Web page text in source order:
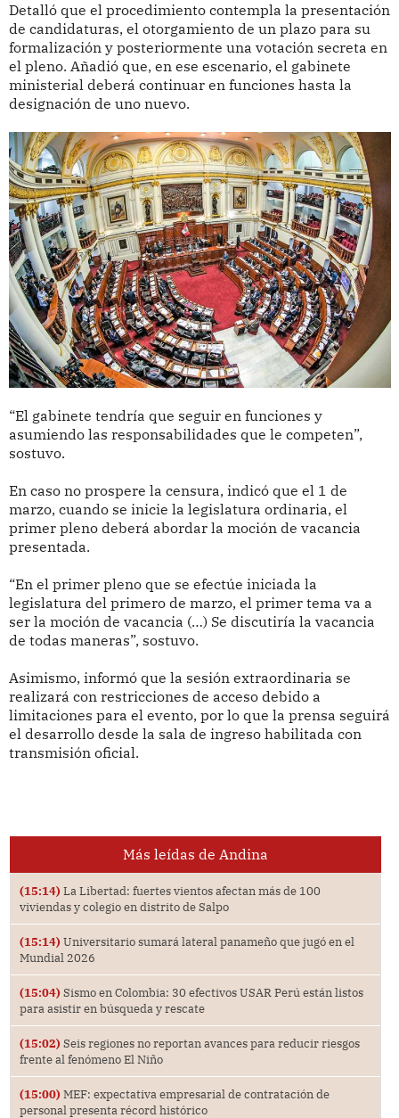
Detalló que el procedimiento contempla la presentación
de candidaturas, el otorgamiento de un plazo para su
formalización y posteriormente una votación secreta en
el pleno. Añadió que, en ese escenario, el gabinete
ministerial deberá continuar en funciones hasta la
designación de uno nuevo.
“El gabinete tendría que seguir en funciones y
asumiendo las responsabilidades que le competen”,
sostuvo.
En caso no prospere la censura, indicó que el 1 de
marzo, cuando se inicie la legislatura ordinaria, el
primer pleno deberá abordar la moción de vacancia
presentada.
“En el primer pleno que se efectúe iniciada la
legislatura del primero de marzo, el primer tema va a
ser la moción de vacancia (…) Se discutiría la vacancia
de todas maneras”, sostuvo.
Asimismo, informó que la sesión extraordinaria se
realizará con restricciones de acceso debido a
limitaciones para el evento, por lo que la prensa seguirá
el desarrollo desde la sala de ingreso habilitada con
transmisión oficial.
Más leídas de Andina
(15:14) La Libertad: fuertes vientos afectan más de 100
viviendas y colegio en distrito de Salpo
(15:14) Universitario sumará lateral panameño que jugó en el
Mundial 2026
(15:04) Sismo en Colombia: 30 efectivos USAR Perú están listos
para asistir en búsqueda y rescate
(15:02) Seis regiones no reportan avances para reducir riesgos
frente al fenómeno El Niño
(15:00) MEF: expectativa empresarial de contratación de
personal presenta récord histórico